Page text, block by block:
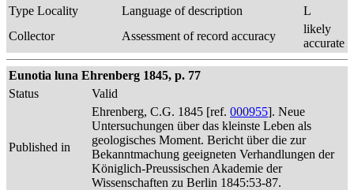
Type Locality
Language of description
L
Collector
Assessment of record accuracy
likely
accurate
Eunotia luna Ehrenberg 1845, p. 77
Status
Valid
Published in
Ehrenberg, C.G. 1845 [ref. 000955]. Neue
Untersuchungen über das kleinste Leben als
geologisches Moment. Bericht über die zur
Bekanntmachung geeigneten Verhandlungen der
Königlich-Preussischen Akademie der
Wissenschaften zu Berlin 1845:53-87.